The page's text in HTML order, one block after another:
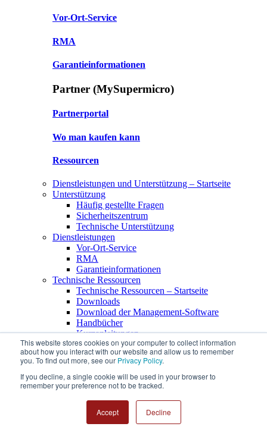
This website stores cookies on your computer to collect information
about how you interact with our website and allow us to remember
you. To find out more, see our Privacy Policy.
If you decline, a single cookie will be used in your browser to
remember your preference not to be tracked.
Accept Decline
Vor-Ort-Service
RMA
Garantieinformationen
Partner (MySupermicro)
Partnerportal
Wo man kaufen kann
Ressourcen
Dienstleistungen und Unterstützung – Startseite
Unterstützung
Häufig gestellte Fragen
Sicherheitszentrum
Technische Unterstützung
Dienstleistungen
Vor-Ort-Service
RMA
Garantieinformationen
Technische Ressourcen
Technische Ressourcen – Startseite
Downloads
Download der Management-Software
Handbücher
Kurzanleitungen
Produktmatrizen (historische Produktlisten)
Partner (MySupermicro)
Partnerportal
Wo man kaufen kann
Ressourcen